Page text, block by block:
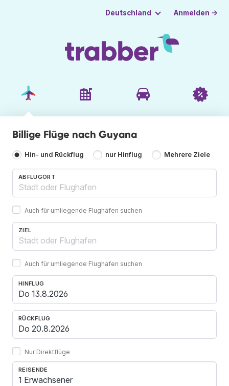
Deutschland Anmelden →
Billige Flüge nach Guyana
Hin- und Rückflug nur Hinflug Mehrere Ziele
ABFLUGORT
Auch für umliegende Flughäfen suchen
ZIEL
Auch für umliegende Flughäfen suchen
HINFLUG
RÜCKFLUG
Nur Direktflüge
REISENDE
1 Erwachsener